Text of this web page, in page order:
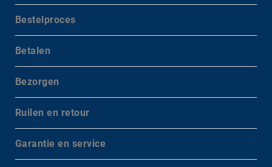
Bestelproces
Betalen
Bezorgen
Ruilen en retour
Garantie en service